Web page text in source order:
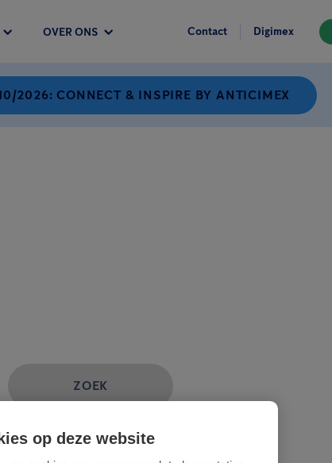
OVER ONS Contact Digimex
2026: CONNECT & INSPIRE BY ANTICIMEX
ZOEK
op deze website